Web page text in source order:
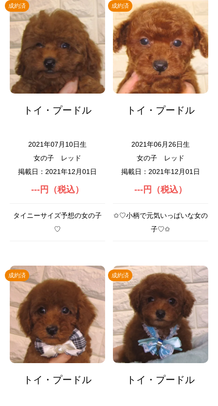
成約済
トイ・プードル
2021年07月10日生
女の子
レッド
掲載日：2021年12月01日
---円（税込）
タイニーサイズ予想の女の子
♡
成約済
トイ・プードル
2021年06月26日生
女の子
レッド
掲載日：2021年12月01日
---円（税込）
✩♡小柄で元気いっぱいな女の
子♡✩
成約済
トイ・プードル
成約済
トイ・プードル